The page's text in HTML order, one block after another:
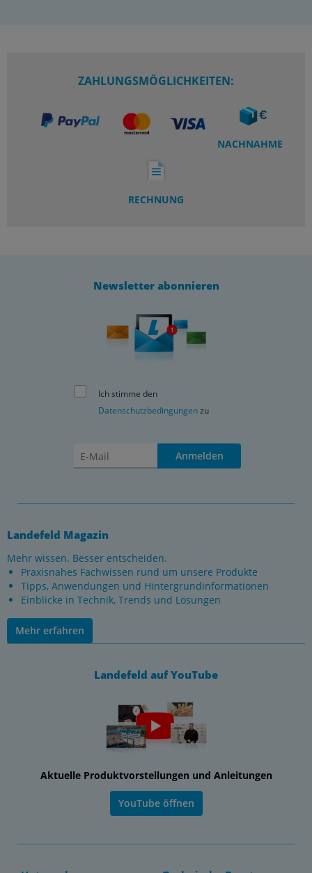
ZAHLUNGSMÖGLICHKEITEN:
NACHNAHME
RECHNUNG
Newsletter abonnieren
Ich stimme den
Datenschutzbedingungenzu
Anmelden
Landefeld Magazin
Mehr wissen. Besser entscheiden.
Praxisnahes Fachwissen rund um unsere Produkte
Tipps, Anwendungen und Hintergrundinformationen
Einblicke in Technik, Trends und Lösungen
Mehr erfahren
Landefeld auf YouTube
Aktuelle Produktvorstellungen und Anleitungen
YouTube öffnen